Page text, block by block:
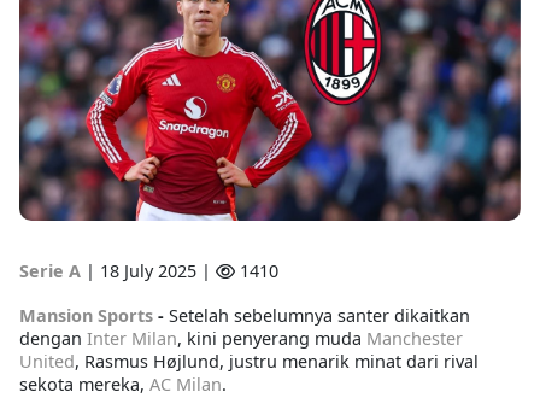
Serie A | 18 July 2025 |
1410
Mansion Sports - Setelah sebelumnya santer dikaitkan
dengan Inter Milan, kini penyerang muda Manchester
United, Rasmus Højlund, justru menarik minat dari rival
sekota mereka, AC Milan.